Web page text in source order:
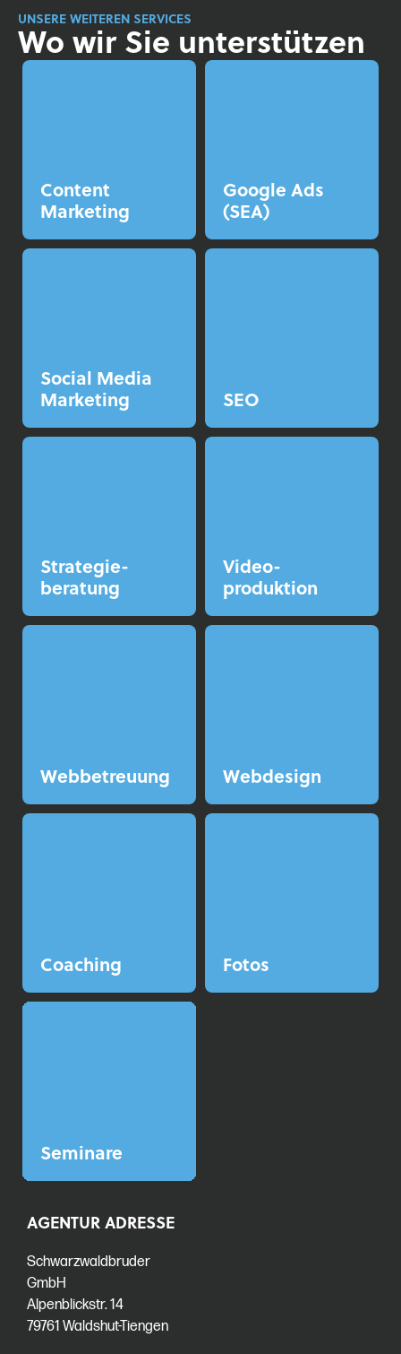
UNSERE WEITEREN SERVICES
Wo wir Sie unterstützen
Content
Marketing
Google Ads
(SEA)
Social Media
Marketing
SEO
Strategie­
beratung
Video­
produktion
Web­betreuung Web­design
Coaching Fotos
Seminare
AGENTUR ADRESSE
Schwarzwaldbruder
GmbH
Alpenblickstr. 14
79761 Waldshut-Tiengen